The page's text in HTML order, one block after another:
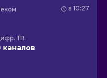
в 10:27
ТВ
каналов